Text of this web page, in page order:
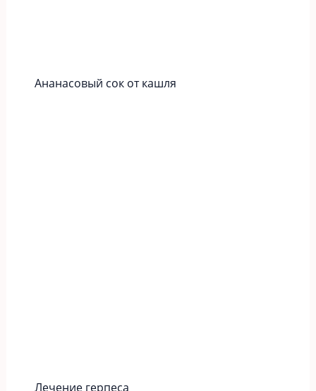
Ананасовый сок от кашля
Лечение герпеса